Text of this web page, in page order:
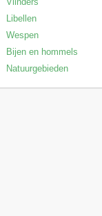
Libellen
Wespen
Bijen en hommels
Natuurgebieden